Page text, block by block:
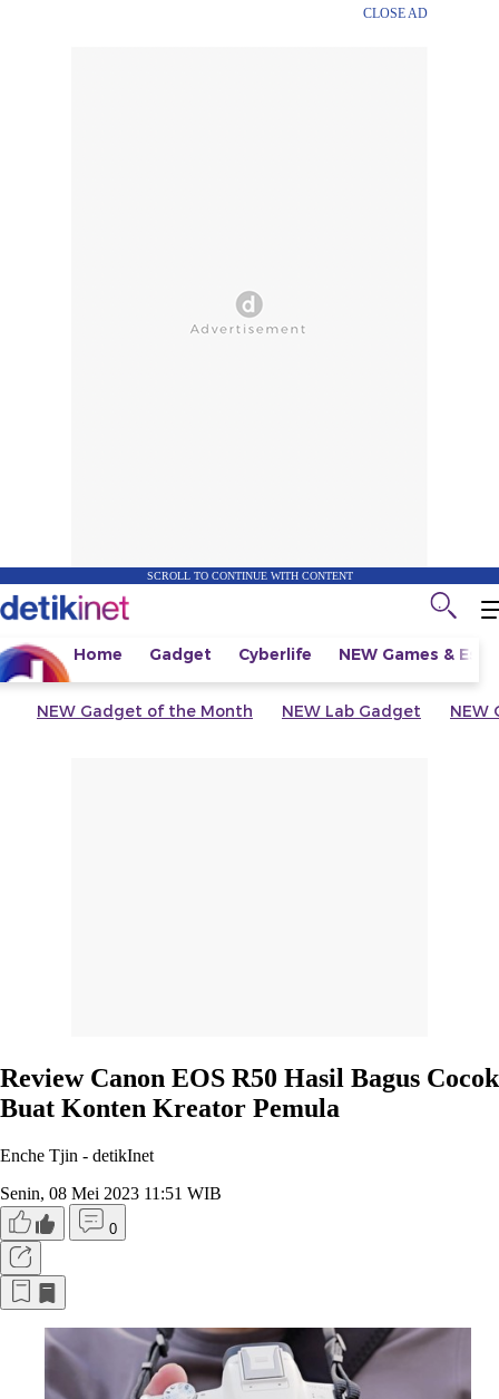
CLOSE AD
SCROLL TO CONTINUE WITH CONTENT
Home Gadget Cyberlife NEW Games &
NEW Gadget of the Month NEW Lab Gadget NEW
Review Canon EOS R50 Hasil Bagus Cocok
Buat Konten Kreator Pemula
Enche Tjin - detikInet
Senin, 08 Mei 2023 11:51 WIB
0